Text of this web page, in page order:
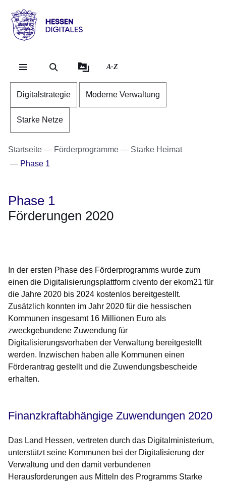
Hessen
Digitales
A-Z
Digitalstrategie Moderne Verwaltung
Starke Netze
Startseite Förderprogramme
Starke Heimat
Phase 1
Phase 1
Förderungen 2020
In der ersten Phase des Förderprogramms wurde zum
einen die Digitalisierungsplattform civento der ekom21 für
die Jahre 2020 bis 2024 kostenlos bereitgestellt.
Zusätzlich konnten im Jahr 2020 für die hessischen
Kommunen insgesamt 16 Millionen Euro als
zweckgebundene Zuwendung für
Digitalisierungsvorhaben der Verwaltung bereitgestellt
werden. Inzwischen haben alle Kommunen einen
Förderantrag gestellt und die Zuwendungsbescheide
erhalten.
Finanzkraftabhängige Zuwendungen 2020
Das Land Hessen, vertreten durch das Digitalministerium,
unterstützt seine Kommunen bei der Digitalisierung der
Verwaltung und den damit verbundenen
Herausforderungen aus Mitteln des Programms Starke